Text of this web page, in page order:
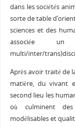
dans les sociétés
sorte de table
sciences et des
associée un
multi/inter/
Après avoir traité de
matière, du vivant
second lieu les
où culminent des
modélisables et